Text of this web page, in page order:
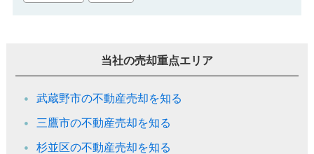
当社の売却重点エリア
武蔵野市の不動産売却を知る
三鷹市の不動産売却を知る
杉並区の不動産売却を知る